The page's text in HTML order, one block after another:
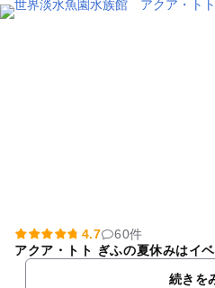
す。 園内のパーラーではトロピカルフルーツを使用したソフトクリームや
4.7
60件
アクア・トト ぎふの夏休みはイ
続きを